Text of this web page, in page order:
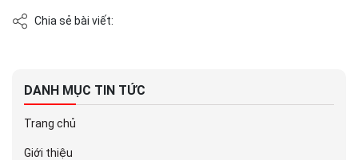
Chia sẻ bài viết:
DANH MỤC TIN TỨC
Trang chủ
Giới thiệu